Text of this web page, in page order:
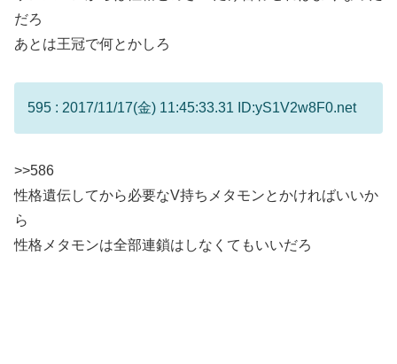
だろ
あとは王冠で何とかしろ
595 : 2017/11/17(金) 11:45:33.31 ID:yS1V2w8F0.net
>>586
性格遺伝してから必要なV持ちメタモンとかければいいか
ら
性格メタモンは全部連鎖はしなくてもいいだろ